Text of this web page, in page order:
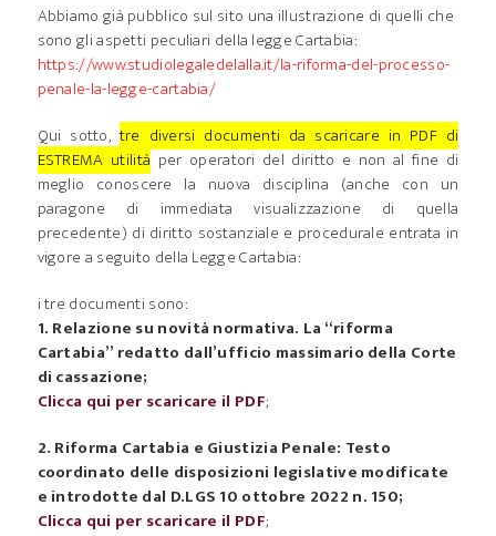
Abbiamo già pubblico sul sito una illustrazione di quelli che
sono gli aspetti peculiari della legge Cartabia:
https://www.studiolegaledelalla.it/la-riforma-del-processo-
penale-la-legge-cartabia/
Qui sotto,tre diversi documenti da scaricare in PDF di
ESTREMA utilità per operatori del diritto e non al fine di
meglio conoscere la nuova disciplina (anche con un
paragone di immediata visualizzazione di quella
precedente) di diritto sostanziale e procedurale entrata in
vigore a seguito della Legge Cartabia:
i tre documenti sono:
1. Relazione su novità normativa. La “riforma
Cartabia” redatto dall’ufficio massimario della Corte
di cassazione;
Clicca qui per scaricare il PDF;
2. Riforma Cartabia e Giustizia Penale: Testo
coordinato delle disposizioni legislative modificate
e introdotte dal D.LGS 10 ottobre 2022 n. 150;
Clicca qui per scaricare il PDF;